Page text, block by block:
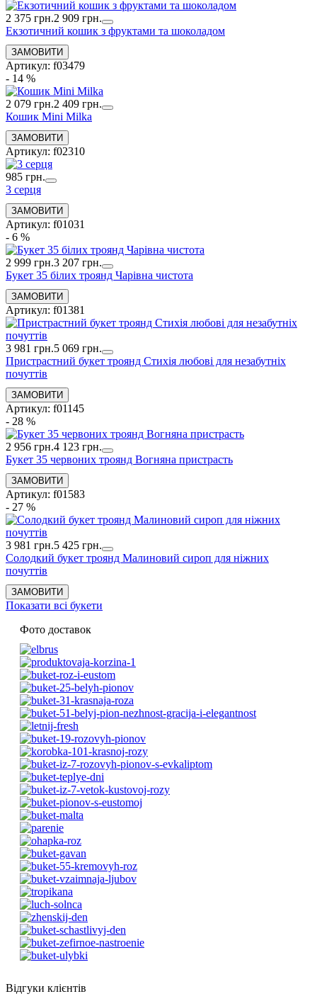
2 375 грн.2 909 грн.
Екзотичний кошик з фруктами та шоколадом
Артикул: f03479
- 14 %
2 079 грн.2 409 грн.
Кошик Mini Milka
Артикул: f02310
985 грн.
3 серця
Артикул: f01031
- 6 %
2 999 грн.3 207 грн.
Букет 35 білих троянд Чарівна чистота
Артикул: f01381
3 981 грн.5 069 грн.
Пристрастний букет троянд Стихія любові для незабутніх
почуттів
Артикул: f01145
- 28 %
2 956 грн.4 123 грн.
Букет 35 червоних троянд Вогняна пристрасть
Артикул: f01583
- 27 %
3 981 грн.5 425 грн.
Солодкий букет троянд Малиновий сироп для ніжних
почуттів
Показати всі букети
Фото доставок
Відгуки клієнтів